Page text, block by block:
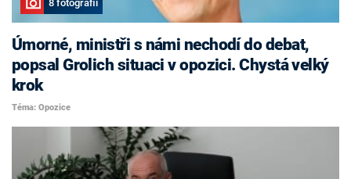
8 fotografií
Úmorné, ministři s námi nechodí do debat,
popsal Grolich situaci v opozici. Chystá velký
krok
Téma: Opozice